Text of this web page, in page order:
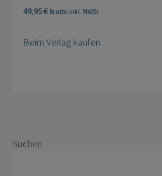
49,95€ Brutto inkl. MWSt
Beim Verlag kaufen
Suchen